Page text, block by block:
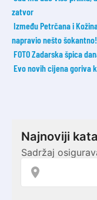
zatvor
Između Petrčana i
napravio nešto šokantno!
FOTO Zadarska špica
Evo novih cijena goriva